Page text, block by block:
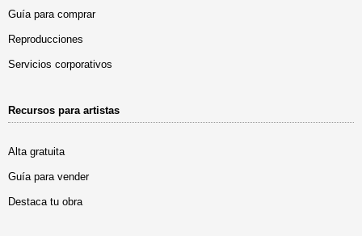
Guía para comprar
Reproducciones
Servicios corporativos
Recursos para artistas
Alta gratuita
Guía para vender
Destaca tu obra